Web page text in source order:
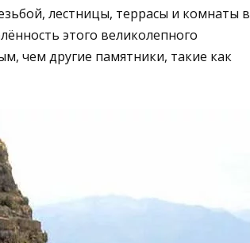
лестницы, террасы и комнаты в
этого великолепного
чем другие памятники, такие как